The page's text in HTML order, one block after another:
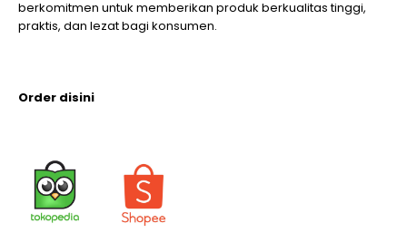
berkomitmen untuk memberikan produk berkualitas tinggi,
praktis, dan lezat bagi konsumen.
Order disini